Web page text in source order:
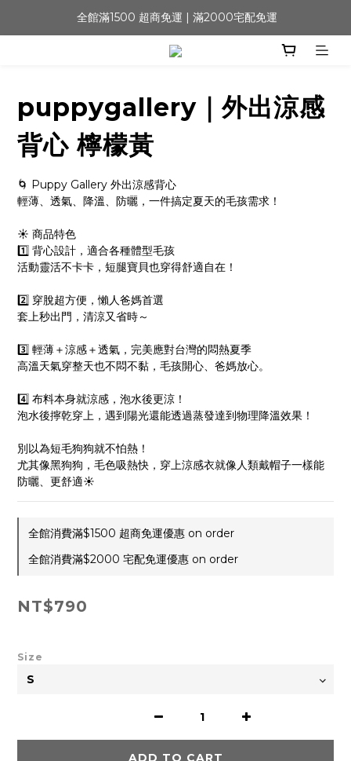
全館滿1500 超商免運 | 滿2000宅配免運
puppygallery｜外出涼感
背心 檸檬黃
🌀 Puppy Gallery 外出涼感背心
輕薄、透氣、降溫、防曬，一件搞定夏天的毛孩需求！
☀ 商品特色
1️⃣ 背心設計，適合各種體型毛孩
活動靈活不卡卡，短腿寶貝也穿得舒適自在！
2️⃣ 穿脫超方便，懶人爸媽首選
套上秒出門，清涼又省時～
3️⃣ 輕薄＋涼感＋透氣，完美應對台灣的悶熱夏季
高溫天氣穿整天也不悶不黏，毛孩開心、爸媽放心。
4️⃣ 布料本身就涼感，泡水後更涼！
泡水後擰乾穿上，遇到陽光還能透過蒸發達到物理降溫效果！
別以為短毛狗狗就不怕熱！
尤其像黑狗狗，毛色吸熱快，穿上涼感衣就像人類戴帽子一樣能
防曬、更舒適☀️
全館消費滿$1500 超商免運優惠 on order
全館消費滿$2000 宅配免運優惠 on order
NT$790
Size
ADD TO CART